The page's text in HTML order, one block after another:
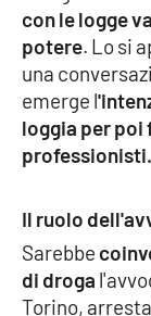
EDIZIONI
LOCALI
Catanzaro
Vibo Valentia
Reggio
con le logge
potere. Lo si
una
emerge l
loggia per
professionisti.
Il ruolo
Sarebbe
di droga
Torino,